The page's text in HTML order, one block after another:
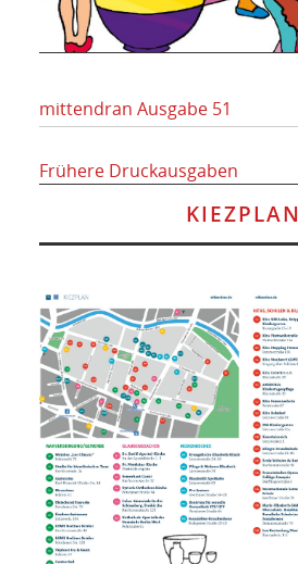
mittendran Ausgabe 51
Frühere Druckausgaben
KIEZPLAN